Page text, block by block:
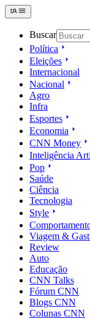
Buscar
Política
Eleições
Internacional
Nacional
Agro
Infra
Esportes
Economia
CNN Money
Inteligência
Pop
Saúde
Ciência
Tecnologia
Style
Viagem &
Review
Auto
Educação
CNN Talks
Fórum CNN
Blogs CNN
Colunas CNN